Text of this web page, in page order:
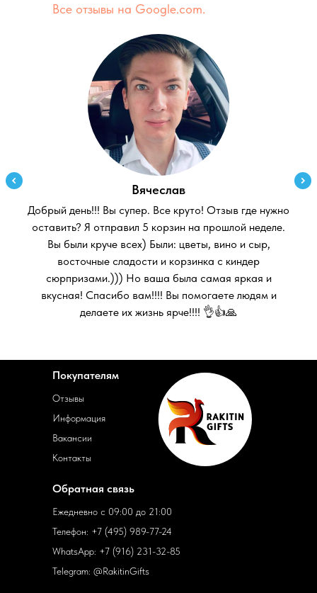
Все отзывы на Google.com.
Вячеслав
Добрый день!!! Вы супер. Все круто! Отзыв где нужно
оставить? Я отправил 5 корзин на прошлой неделе.
Вы были круче всех) Были: цветы, вино и сыр,
восточные сладости и корзинка с киндер
сюрпризами.))) Но ваша была самая яркая и
вкусная! Спасибо вам!!!! Вы помогаете людям и
делаете их жизнь ярче!!!! 👌👍🙏
Ежедневно с 09:00 до 21:00
Телефон: +7 (495) 989-77-24
WhatsApp: +7 (916) 231-32-85
Telegram: @RakitinGifts
Обратная связь
Покупателям
Отзывы
Информация
Вакансии
Контакты